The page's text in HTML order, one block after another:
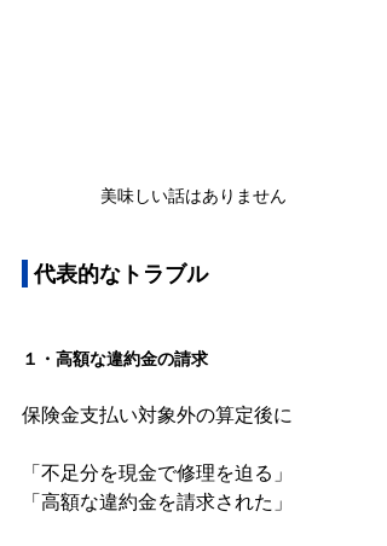
美味しい話はありません
代表的なトラブル
１・高額な違約金の請求
保険金支払い対象外の算定後に
「不足分を現金で修理を迫る」
「高額な違約金を請求された」